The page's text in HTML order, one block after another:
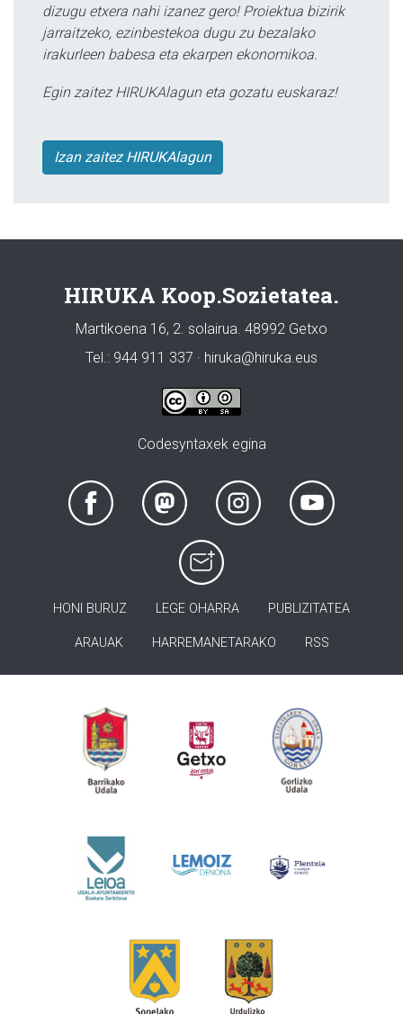
dizugu etxera nahi izanez gero! Proiektua bizirik
jarraitzeko, ezinbestekoa dugu zu bezalako
irakurleen babesa eta ekarpen ekonomikoa.
Egin zaitez HIRUKAlagun eta gozatu euskaraz!
Izan zaitez HIRUKAlagun
HIRUKA Koop.Sozietatea.
Martikoena 16, 2. solairua. 48992 Getxo
Tel.: 944 911 337 · hiruka@hiruka.eus
Codesyntaxek egina
HONI BURUZ LEGE OHARRA PUBLIZITATEA
ARAUAK HARREMANETARAKO RSS